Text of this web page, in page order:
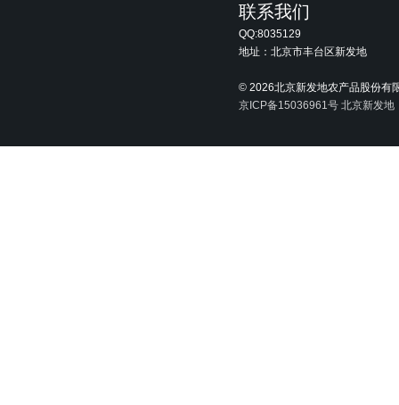
联系我们
QQ:8035129
地址：北京市丰台区新发地
© 2026北京新发地农产品股份有
京ICP备15036961号 北京新发地